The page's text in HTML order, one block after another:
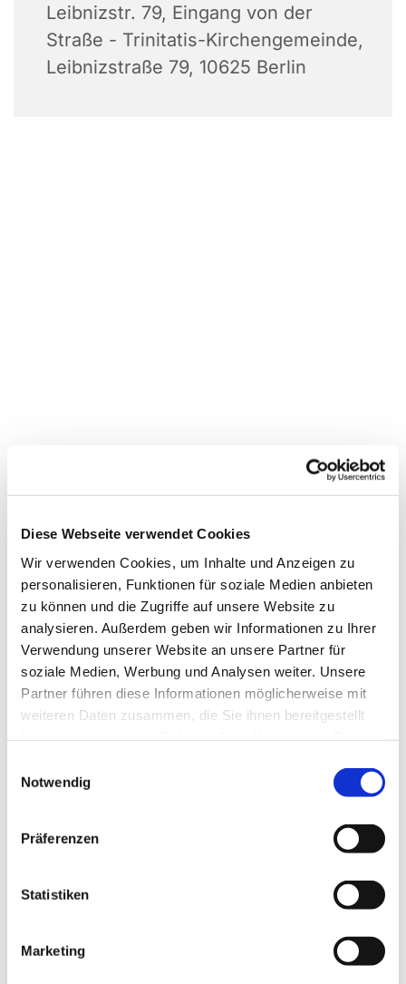
Diese Webseite verwendet Cookies
Wir verwenden Cookies, um Inhalte und Anzeigen zu
personalisieren, Funktionen für soziale Medien anbieten
zu können und die Zugriffe auf unsere Website zu
analysieren. Außerdem geben wir Informationen zu Ihrer
Verwendung unserer Website an unsere Partner für
soziale Medien, Werbung und Analysen weiter. Unsere
Partner führen diese Informationen möglicherweise mit
weiteren Daten zusammen, die Sie ihnen bereitgestellt
Notwendig
Präferenzen
Statistiken
Marketing
Leibnizstr. 79, Eingang von der
Straße - Trinitatis-Kirchengemeinde,
Leibnizstraße 79, 10625 Berlin
Dies könnte Sie auch
interessieren